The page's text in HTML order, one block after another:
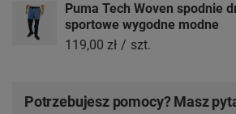
Puma Tech Woven spodnie
sportowe wygodne modne
119,00 zł / szt.
Potrzebujesz pomocy? Masz